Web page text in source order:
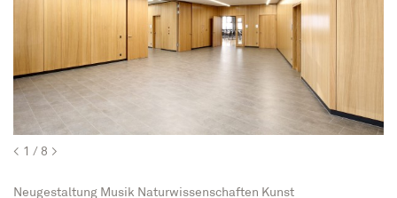
1 8
< >
Neugestaltung Musik Naturwissenschaften Kunst